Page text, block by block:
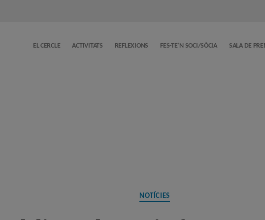
EL CERCLE ACTIVITATS REFLEXIONS FES-TE’N SOCI/SÒCIA SALA DE
Categories
NOTÍCIES